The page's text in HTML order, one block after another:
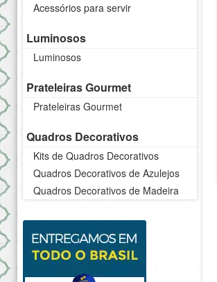
Acessórios para servir
Luminosos
Luminosos
Prateleiras Gourmet
Prateleiras Gourmet
Quadros Decorativos
Kits de Quadros Decorativos
Quadros Decorativos de Azulejos
Quadros Decorativos de Madeira